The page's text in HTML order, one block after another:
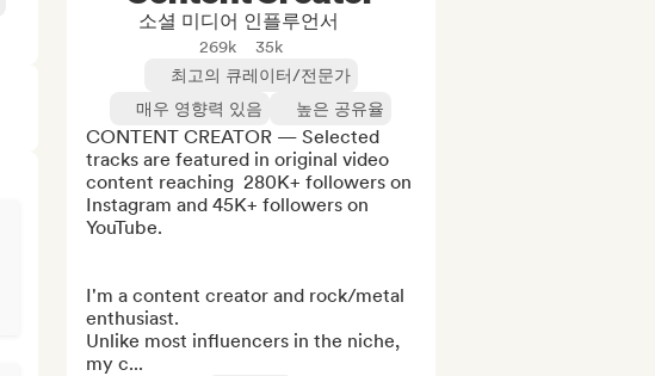
소셜 미디어 인플루언서
269k
35k
최고의 큐레이터/전문가
매우 영향력 있음
높은 공유율
CONTENT CREATOR — Selected
tracks are featured in original video
content reaching  280K+ followers on
Instagram and 45K+ followers on
YouTube.
I'm a content creator and rock/metal
enthusiast.
Unlike most influencers in the niche,
my c...